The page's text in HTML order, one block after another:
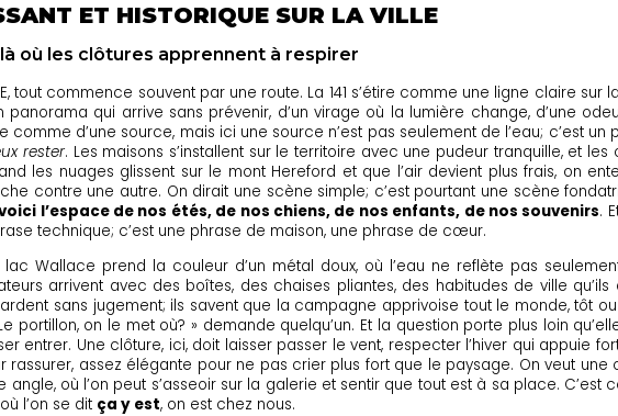
ET HISTORIQUE SUR LA VILLE
où les clôtures apprennent à respirer
tout commence souvent par une route. La 141 s’étire comme une ligne claire
panorama qui arrive sans prévenir, d’un virage où la lumière change, d’une
d’une source, mais ici une source n’est pas seulement de l’eau; c’est un
rester. Les maisons s’installent sur le territoire avec une pudeur tranquille, et
les nuages glissent sur le mont Hereford et que l’air devient plus frais, on
contre une autre. On dirait une scène simple; c’est pourtant une scène
l’espace de nos étés, de nos chiens, de nos enfants, de nos souvenirs.
technique; c’est une phrase de maison, une phrase de cœur.
Wallace prend la couleur d’un métal doux, où l’eau ne reflète pas
arrivent avec des boîtes, des chaises pliantes, des habitudes de ville
sans jugement; ils savent que la campagne apprivoise tout le monde, tôt
portillon, on le met où? » demande quelqu’un. Et la question porte plus loin
entrer. Une clôture, ici, doit laisser passer le vent, respecter l’hiver qui appuie
rassurer, assez élégante pour ne pas crier plus fort que le paysage. On veut une
angle, où l’on peut s’asseoir sur la galerie et sentir que tout est à sa place.
l’on se dit ça y est, on est chez nous.